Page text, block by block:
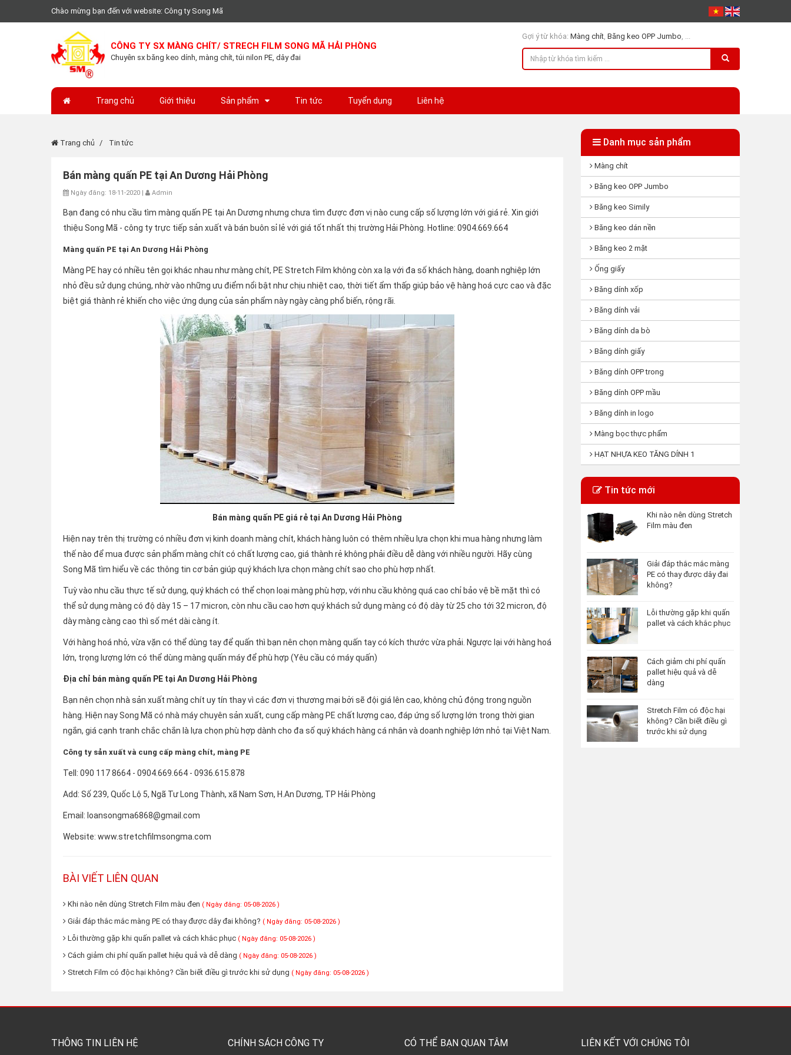
Chào mừng bạn đến với website: Công ty Song Mã
CÔNG TY SX MÀNG CHÍT/ STRECH FILM SONG MÃ HẢI PHÒNG
Chuyên sx băng keo dính, màng chít, túi nilon PE, dây đai
Gợi ý từ khóa: Màng chít, Băng keo OPP Jumbo, ...
Trang chủ Giới thiệu Sản phẩm Tin tức Tuyển dụng Liên hệ
Trang chủ Tin tức
Bán màng quấn PE tại An Dương Hải Phòng
Ngày đăng: 18-11-2020 | Admin
Bạn đang có nhu cầu tìm màng quấn PE tại An Dương nhưng chưa tìm được đơn vị nào cung cấp số lượng lớn với giá rẻ. Xin giới
thiệu Song Mã - công ty trực tiếp sản xuất và bán buôn sỉ lẻ với giá tốt nhất thị trường Hải Phòng. Hotline: 0904.669.664
Màng quấn PE tại An Dương Hải Phòng
Màng PE hay có nhiều tên gọi khác nhau như màng chít, PE Stretch Film không còn xa lạ với đa số khách hàng, doanh nghiệp lớn
nhỏ đều sử dụng chúng, nhờ vào những ưu điểm nổi bật như chịu nhiệt cao, thời tiết ẩm thấp giúp bảo vệ hàng hoá cực cao và đặc
biệt giá thành rẻ khiến cho việc ứng dụng của sản phẩm này ngày càng phổ biến, rộng rãi.
Bán màng quấn PE giá rẻ tại An Dương Hải Phòng
Hiện nay trên thị trường có nhiều đơn vị kinh doanh màng chít, khách hàng luôn có thêm nhiều lựa chọn khi mua hàng nhưng làm
thế nào để mua được sản phẩm màng chít có chất lượng cao, giá thành rẻ không phải điều dễ dàng với nhiều người. Hãy cùng
Song Mã tìm hiểu về các thông tin cơ bản giúp quý khách lựa chọn màng chít sao cho phù hợp nhất.
Tuỳ vào nhu cầu thực tế sử dụng, quý khách có thể chọn loại màng phù hợp, với nhu cầu không quá cao chỉ bảo vệ bề mặt thì có
thể sử dụng màng có độ dày 15 – 17 micron, còn nhu cầu cao hơn quý khách sử dụng màng có độ dày từ 25 cho tới 32 micron, độ
dày màng càng cao thì số mét dài càng ít.
Với hàng hoá nhỏ, vừa vặn có thể dùng tay để quấn thì bạn nên chọn màng quấn tay có kích thước vừa phải. Ngược lại với hàng hoá
lớn, trọng lượng lớn có thể dùng màng quấn máy để phù hợp (Yêu cầu có máy quấn)
Địa chỉ bán màng quấn PE tại An Dương Hải Phòng
Bạn nên chọn nhà sản xuất màng chít uy tín thay vì các đơn vị thương mại bởi sẽ đội giá lên cao, không chủ động trong nguồn
hàng. Hiện nay Song Mã có nhà máy chuyên sản xuất, cung cấp màng PE chất lượng cao, đáp ứng số lượng lớn trong thời gian
ngắn, giá cạnh tranh chắc chắn là lựa chọn phù hợp dành cho đa số quý khách hàng cá nhân và doanh nghiệp lớn nhỏ tại Việt Nam.
Công ty sản xuất và cung cấp màng chít, màng PE
Tell: 090 117 8664 - 0904.669.664 - 0936.615.878
Add: Số 239, Quốc Lộ 5, Ngã Tư Long Thành, xã Nam Sơn, H.An Dương, TP Hải Phòng
Email: loansongma6868@gmail.com
Website: www.stretchfilmsongma.com
BÀI VIẾT LIÊN QUAN
Khi nào nên dùng Stretch Film màu đen ( Ngày đăng: 05-08-2026 )
Giải đáp thắc mắc màng PE có thay được dây đai không? ( Ngày đăng: 05-08-2026 )
Lỗi thường gặp khi quấn pallet và cách khắc phục ( Ngày đăng: 05-08-2026 )
Cách giảm chi phí quấn pallet hiệu quả và dễ dàng ( Ngày đăng: 05-08-2026 )
Stretch Film có độc hại không? Cần biết điều gì trước khi sử dụng ( Ngày đăng: 05-08-2026 )
Danh mục sản phẩm
Màng chít
Băng keo OPP Jumbo
Băng keo Simily
Băng keo dán nền
Băng keo 2 mặt
Ống giấy
Băng dính xốp
Băng dính vải
Băng dính da bò
Băng dính giấy
Băng dính OPP trong
Băng dính OPP mầu
Băng dính in logo
Màng bọc thực phẩm
HẠT NHỰA KEO TĂNG DÍNH 1
Tin tức mới
Khi nào nên dùng Stretch
Film màu đen
Giải đáp thắc mắc màng
PE có thay được dây đai
không?
Lỗi thường gặp khi quấn
pallet và cách khắc phục
Cách giảm chi phí quấn
pallet hiệu quả và dễ
dàng
Stretch Film có độc hại
không? Cần biết điều gì
trước khi sử dụng
THÔNG TIN LIÊN HỆ CHÍNH SÁCH CÔNG TY CÓ THỂ BẠN QUAN TÂM LIÊN KẾT VỚI CHÚNG TÔI